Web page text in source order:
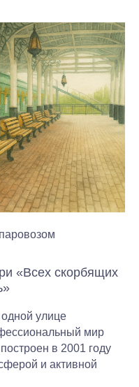
«Всех скорбящих
улице
мир
в 2001 году
и активной